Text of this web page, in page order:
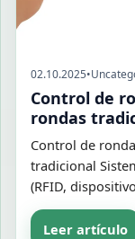
02.10.2025•
Control de
rondas
Control de
tradicional
(RFID,
Leer artículo